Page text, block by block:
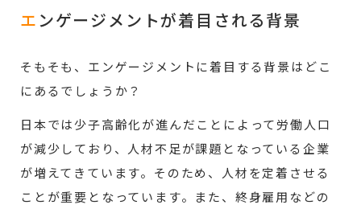
エ ンゲージメントが着目される背景
そもそも、エンゲージメントに着目する背景はどこ
にあるでしょうか？
日本では少子高齢化が進んだことによって労働人口
が減少しており、人材不足が課題となっている企業
が増えてきています。そのため、人材を定着させる
ことが重要となっています。また、終身雇用などの